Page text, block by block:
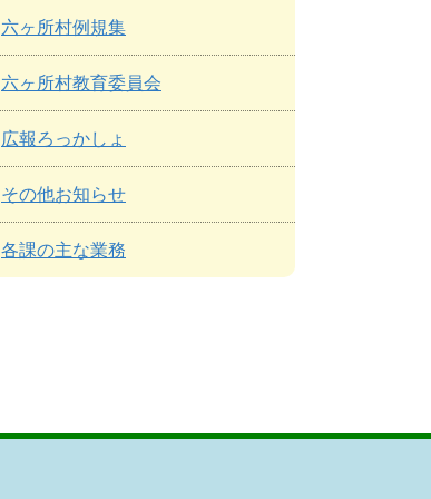
六ヶ所村例規集
六ヶ所村教育委員会
広報ろっかしょ
その他お知らせ
各課の主な業務